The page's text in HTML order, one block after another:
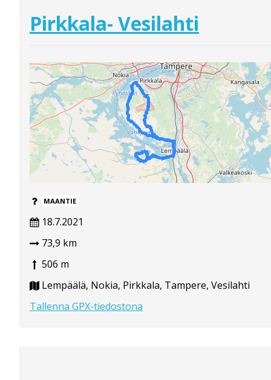
Pirkkala- Vesilahti
MAANTIE
18.7.2021
73,9 km
506 m
Lempäälä, Nokia, Pirkkala, Tampere, Vesilahti
Tallenna GPX-tiedostona